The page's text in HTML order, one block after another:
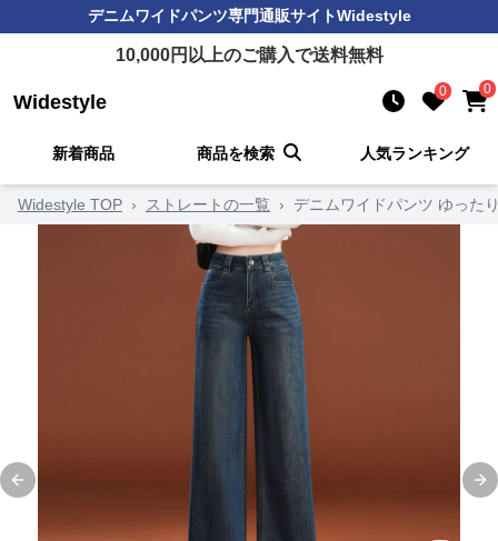
デニムワイドパンツ専門通販サイトWidestyle
10,000円以上のご購入で送料無料
Widestyle 0 0
新着商品 商品を検索 人気ランキング
Widestyle TOP › ストレートの一覧 › デニムワイドパンツ ゆった
Previous slide